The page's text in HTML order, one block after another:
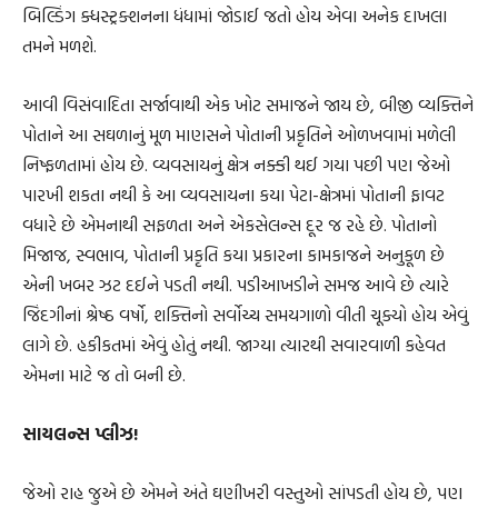
બિલ્ડિંગ ક્ધસ્ટ્રક્શનના ધંધામાં જોડાઈ જતો હોય એવા અનેક દાખલા
તમને મળશે.
આવી વિસંવાદિતા સર્જાવાથી એક ખોટ સમાજને જાય છે, બીજી વ્યક્તિને
પોતાને આ સઘળાનું મૂળ માણસને પોતાની પ્રકૃતિને ઓળખવામાં મળેલી
નિષ્ફળતામાં હોય છે. વ્યવસાયનું ક્ષેત્ર નક્કી થઈ ગયા પછી પણ જેઓ
પારખી શકતા નથી કે આ વ્યવસાયના કયા પેટા-ક્ષેત્રમાં પોતાની ફાવટ
વધારે છે એમનાથી સફળતા અને એકસેલન્સ દૂર જ રહે છે. પોતાનો
મિજાજ, સ્વભાવ, પોતાની પ્રકૃતિ કયા પ્રકારના કામકાજને અનુકૂળ છે
એની ખબર ઝટ દઈને પડતી નથી. પડીઆખડીને સમજ આવે છે ત્યારે
જિંદગીનાં શ્રેષ્ઠ વર્ષો, શક્તિનો સર્વોચ્ચ સમયગાળો વીતી ચૂક્યો હોય એવું
લાગે છે. હકીકતમાં એવું હોતું નથી. જાગ્યા ત્યારથી સવારવાળી કહેવત
એમના માટે જ તો બની છે.
સાયલન્સ પ્લીઝ!
જેઓ રાહ જુએ છે એમને અંતે ઘણીખરી વસ્તુઓ સાંપડતી હોય છે, પણ